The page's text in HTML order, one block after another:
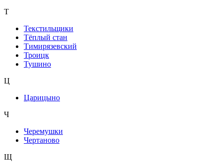
Т
Текстильщики
Тёплый стан
Тимирязевский
Троицк
Тушино
Ц
Царицыно
Ч
Черемушки
Чертаново
Щ